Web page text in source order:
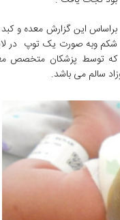
براساس این گزارش معده و کبد
شکم وبه صورت یک توپ در
که توسط پزشکان متخصص
سالم می باشد.